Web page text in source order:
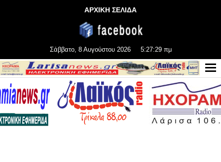
ΑΡΧΙΚΗ ΣΕΛΙΔΑ
Σάββατο, 8 Αυγούστου 2026 5:27:29 πμ